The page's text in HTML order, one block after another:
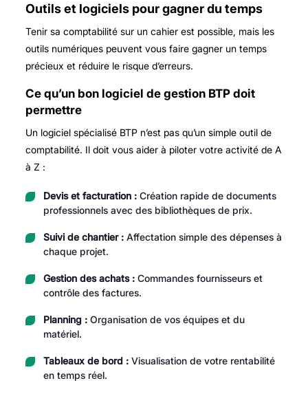
Outils et logiciels pour gagner du temps
Tenir sa comptabilité sur un cahier est possible, mais les
outils numériques peuvent vous faire gagner un temps
précieux et réduire le risque d’erreurs.
Ce qu’un bon logiciel de gestion BTP doit
permettre
Un logiciel spécialisé BTP n’est pas qu’un simple outil de
comptabilité. Il doit vous aider à piloter votre activité de A
à Z :
Devis et facturation :Création rapide de documents
professionnels avec des bibliothèques de prix.
Suivi de chantier :Affectation simple des dépenses à
chaque projet.
Gestion des achats :Commandes fournisseurs et
contrôle des factures.
Planning :Organisation de vos équipes et du
matériel.
Tableaux de bord :Visualisation de votre rentabilité
en temps réel.